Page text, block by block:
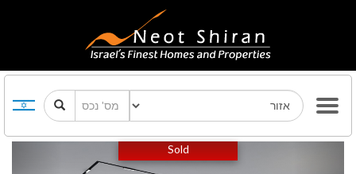
Sold
Previous Next